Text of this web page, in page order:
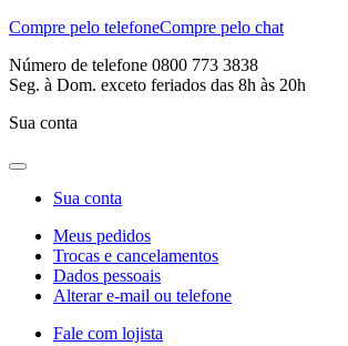
Compre pelo telefoneCompre pelo chat
Número de telefone 0800 773 3838
Seg. à Dom. exceto feriados das 8h às 20h
Sua conta
Sua conta
Meus pedidos
Trocas e cancelamentos
Dados pessoais
Alterar e-mail ou telefone
Fale com lojista